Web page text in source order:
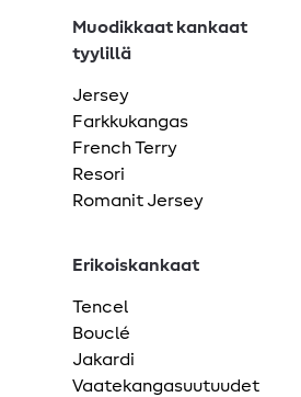
Muodikkaat kankaat
tyylillä
Jersey
Farkkukangas
French Terry
Resori
Romanit Jersey
Erikoiskankaat
Tencel
Bouclé
Jakardi
Vaatekangasuutuudet